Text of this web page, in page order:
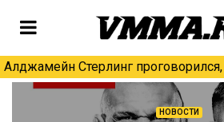
Алджамейн Стерлинг
НОВОСТИ